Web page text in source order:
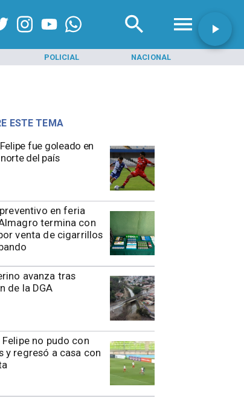
POLICIAL NACIONAL
fue goleado en
del país
en feria
termina con
venta de cigarrillos
avanza tras
de la DGA
Felipe no pudo con
y regresó a casa con
ESTE TEMA